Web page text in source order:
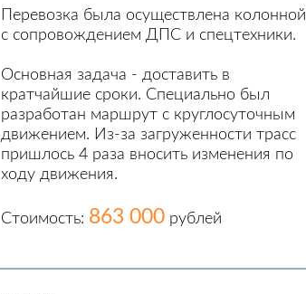
Перевозка была осуществлена колонной
с сопровождением ДПС и спецтехники.
Основная задача - доставить в
кратчайшие сроки. Специально был
разработан маршрут с круглосуточным
движением. Из-за загруженности трасс
пришлось 4 раза вносить изменения по
ходу движения.
Стоимость: 863 000 рублей